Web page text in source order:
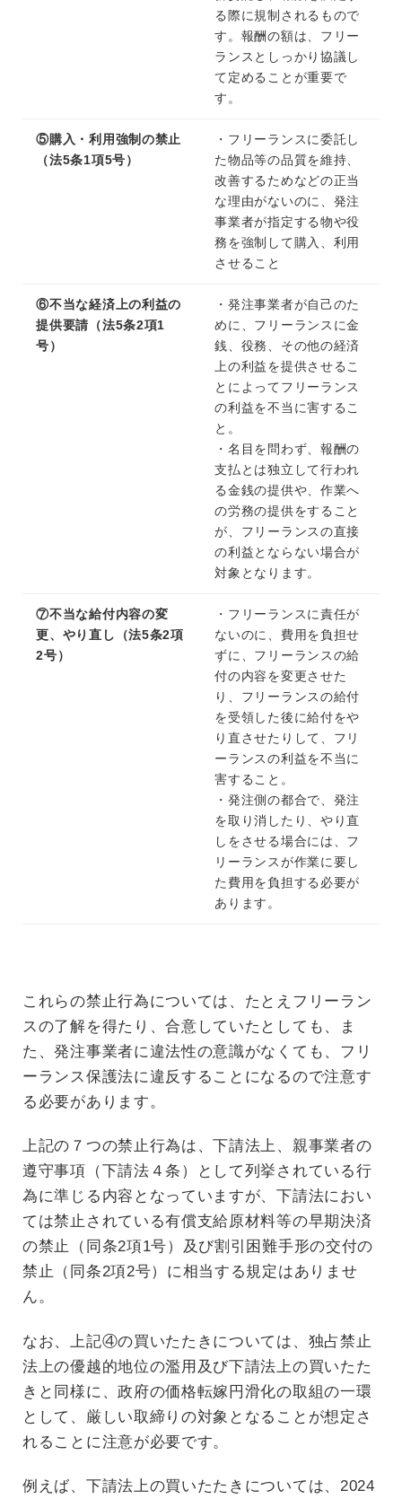
る際に規制されるもので
す。報酬の額は、フリー
ランスとしっかり協議し
て定めることが重要で
す。
⑤購入・利用強制の禁止
（法5条1項5号）
・フリーランスに委託し
た物品等の品質を維持、
改善するためなどの正当
な理由がないのに、発注
事業者が指定する物や役
務を強制して購入、利用
させること
⑥不当な経済上の利益の
提供要請（法5条2項1
号）
・発注事業者が自己のた
めに、フリーランスに金
銭、役務、その他の経済
上の利益を提供させるこ
とによってフリーランス
の利益を不当に害するこ
と。
・名目を問わず、報酬の
支払とは独立して行われ
る金銭の提供や、作業へ
の労務の提供をすること
が、フリーランスの直接
の利益とならない場合が
対象となります。
⑦不当な給付内容の変
更、やり直し（法5条2項
2号）
・フリーランスに責任が
ないのに、費用を負担せ
ずに、フリーランスの給
付の内容を変更させた
り、フリーランスの給付
を受領した後に給付をや
り直させたりして、フリ
ーランスの利益を不当に
害すること。
・発注側の都合で、発注
を取り消したり、やり直
しをさせる場合には、フ
リーランスが作業に要し
た費用を負担する必要が
あります。
これらの禁止行為については、たとえフリーラン
スの了解を得たり、合意していたとしても、ま
た、発注事業者に違法性の意識がなくても、フリ
ーランス保護法に違反することになるので注意す
る必要があります。
上記の７つの禁止行為は、下請法上、親事業者の
遵守事項（下請法４条）として列挙されている行
為に準じる内容となっていますが、下請法におい
ては禁止されている有償支給原材料等の早期決済
の禁止（同条2項1号）及び割引困難手形の交付の
禁止（同条2項2号）に相当する規定はありませ
ん。
なお、上記④の買いたたきについては、独占禁止
法上の優越的地位の濫用及び下請法上の買いたた
きと同様に、政府の価格転嫁円滑化の取組の一環
として、厳しい取締りの対象となることが想定さ
れることに注意が必要です。
例えば、下請法上の買いたたきについては、2024